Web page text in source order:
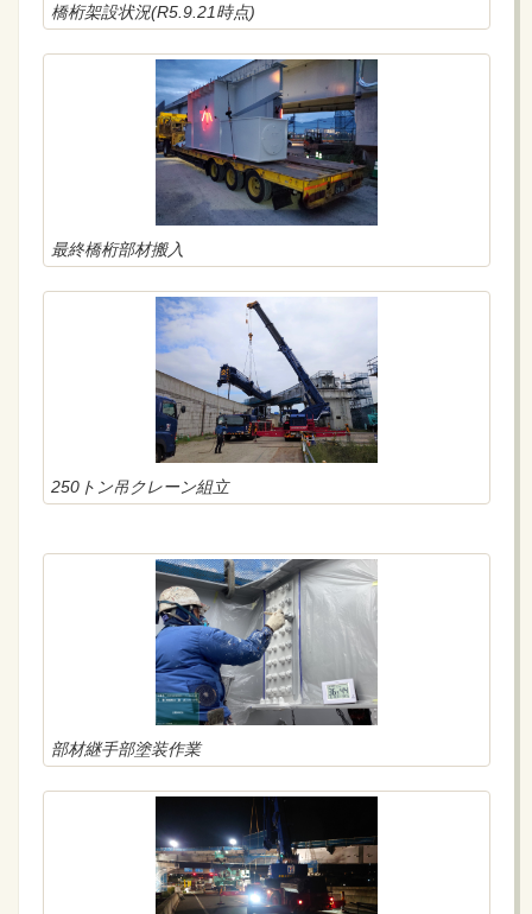
橋桁架設状況(R5.9.21時点)
最終橋桁部材搬入
250トン吊クレーン組立
部材継手部塗装作業